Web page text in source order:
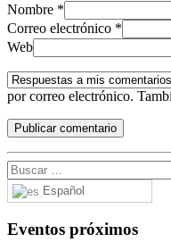
Nombre *
Correo electrónico *
Web
por correo electrónico.
Español
Eventos próximos